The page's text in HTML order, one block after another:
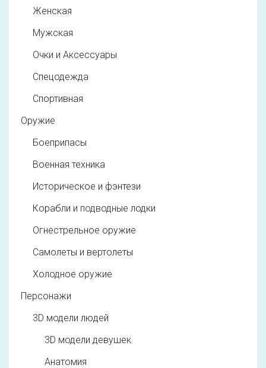
Женская
Мужская
Очки и Аксессуары
Спецодежда
Спортивная
Оружие
Боеприпасы
Военная техника
Историческое и фэнтези
Корабли и подводные лодки
Огнестрельное оружие
Самолеты и вертолеты
Холодное оружие
Персонажи
3D модели людей
3D модели девушек
Анатомия